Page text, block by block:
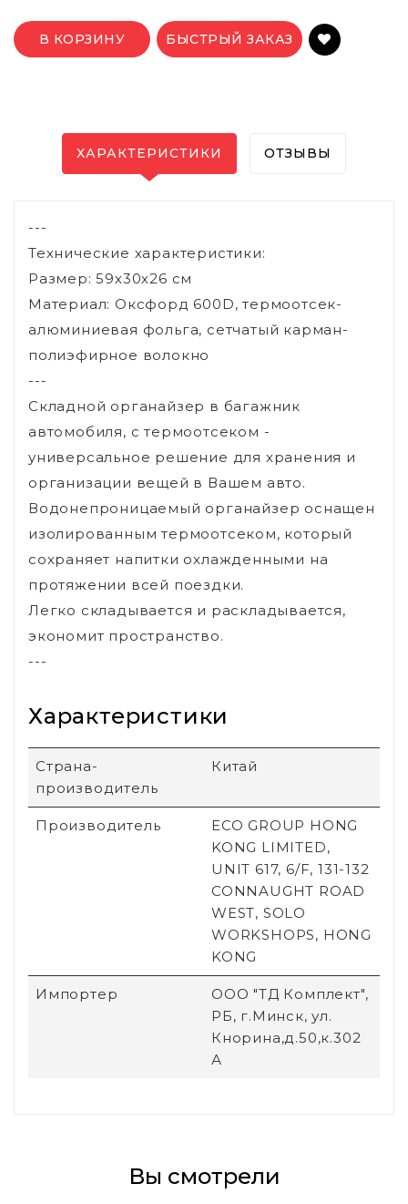
В КОРЗИНУ БЫСТРЫЙ ЗАКАЗ
ХАРАКТЕРИСТИКИ ОТЗЫВЫ
---
Технические характеристики:
Размер: 59х30х26 см
Материал: Оксфорд 600D, термоотсек-
алюминиевая фольга, сетчатый карман-
полиэфирное волокно
---
Складной органайзер в багажник
автомобиля, с термоотсеком -
универсальное решение для хранения и
организации вещей в Вашем авто.
Водонепроницаемый органайзер оснащен
изолированным термоотсеком, который
сохраняет напитки охлажденными на
протяжении всей поездки.
Легко складывается и раскладывается,
экономит пространство.
---
Характеристики
Страна-
производитель
Китай
Производитель
ECO GROUP HONG
KONG LIMITED,
UNIT 617, 6/F, 131-132
CONNAUGHT ROAD
WEST, SOLO
WORKSHOPS, HONG
KONG
Импортер
ООО "ТД Комплект",
РБ, г.Минск, ул.
Кнорина,д.50,к.302
А
Вы смотрели